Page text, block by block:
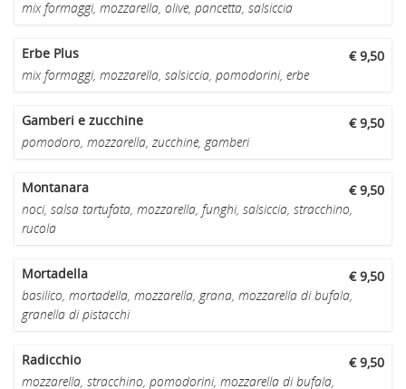
mix formaggi, mozzarella, olive, pancetta, salsiccia
Erbe Plus
€ 9,50
mix formaggi, mozzarella, salsiccia, pomodorini, erbe
Gamberi e zucchine
€ 9,50
pomodoro, mozzarella, zucchine, gamberi
Montanara
€ 9,50
noci, salsa tartufata, mozzarella, funghi, salsiccia, stracchino,
rucola
Mortadella
€ 9,50
basilico, mortadella, mozzarella, grana, mozzarella di bufala,
granella di pistacchi
Radicchio
€ 9,50
mozzarella, stracchino, pomodorini, mozzarella di bufala,